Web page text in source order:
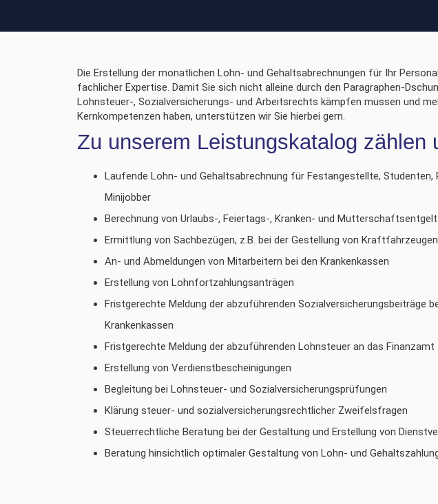
Die Erstellung der monatlichen Lohn- und Gehaltsabrechnungen für Ihr
fachlicher Expertise. Damit Sie sich nicht alleine durch den Paragraphen-
Lohnsteuer-, Sozialversicherungs- und Arbeitsrechts kämpfen müssen und
Kernkompetenzen haben, unterstützen wir Sie hierbei gern.
Zu unserem Leistungskatalog zählen
Laufende Lohn- und Gehaltsabrechnung für Festangestellte, Studenten,
Minijobber
Berechnung von Urlaubs-, Feiertags-, Kranken- und Mutterschaftsentgelt
Ermittlung von Sachbezügen, z.B. bei der Gestellung von
An- und Abmeldungen von Mitarbeitern bei den Krankenkassen
Erstellung von Lohnfortzahlungsanträgen
Fristgerechte Meldung der abzuführenden Sozialversicherungsbeiträge
Krankenkassen
Fristgerechte Meldung der abzuführenden Lohnsteuer an das Finanzamt
Erstellung von Verdienstbescheinigungen
Begleitung bei Lohnsteuer- und Sozialversicherungsprüfungen
Klärung steuer- und sozialversicherungsrechtlicher Zweifelsfragen
Steuerrechtliche Beratung bei der Gestaltung und Erstellung von
Beratung hinsichtlich optimaler Gestaltung von Lohn- und